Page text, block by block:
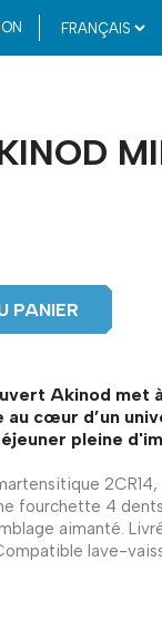
PANIER
Akinod met
au cœur d’un
pleine
fourchette 4
aimanté.
lave-